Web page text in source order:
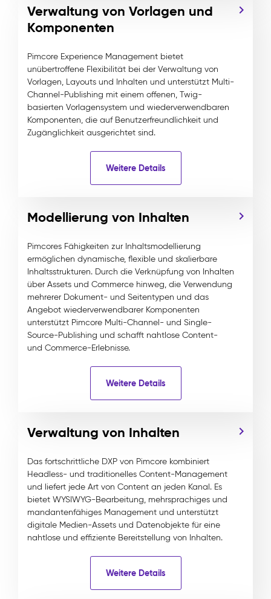
Verwaltung von Vorlagen und
Komponenten
Pimcore Experience Management bietet
unübertroffene Flexibilität bei der Verwaltung von
Vorlagen, Layouts und Inhalten und unterstützt Multi-
Channel-Publishing mit einem offenen, Twig-
basierten Vorlagensystem und wiederverwendbaren
Komponenten, die auf Benutzerfreundlichkeit und
Zugänglichkeit ausgerichtet sind.
Weitere Details
Modellierung von Inhalten
Pimcores Fähigkeiten zur Inhaltsmodellierung
ermöglichen dynamische, flexible und skalierbare
Inhaltsstrukturen. Durch die Verknüpfung von Inhalten
über Assets und Commerce hinweg, die Verwendung
mehrerer Dokument- und Seitentypen und das
Angebot wiederverwendbarer Komponenten
unterstützt Pimcore Multi-Channel- und Single-
Source-Publishing und schafft nahtlose Content-
und Commerce-Erlebnisse.
Weitere Details
Verwaltung von Inhalten
Das fortschrittliche DXP von Pimcore kombiniert
Headless- und traditionelles Content-Management
und liefert jede Art von Content an jeden Kanal. Es
bietet WYSIWYG-Bearbeitung, mehrsprachiges und
mandantenfähiges Management und unterstützt
digitale Medien-Assets und Datenobjekte für eine
nahtlose und effiziente Bereitstellung von Inhalten.
Weitere Details